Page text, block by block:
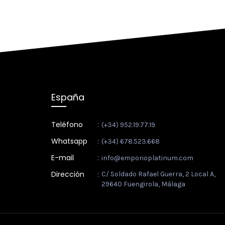
España
Teléfono : (+34) 952.19.77.19
Whatsapp : (+34) 678.523.668
E-mail : info@emporioplatinum.com
Dirección : C/ Soldado Rafael Guerra, 2 Local A,
29640 Fuengirola, Málaga